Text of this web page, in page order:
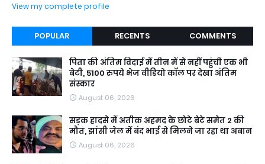
View my complete profile
POPULAR RECENTS COMMENTS
पिता की अंतिम विदाई में तीन में से नहीं पहुंची एक भी
बेटी, 5100 रुपये भेज वीडियो कॉल पर देखा अंतिम
संस्कार
August 06, 2026
सड़क हादसे में अतीक अहमद के छोटे बेटे समेत 2 की
मौत, झांसी जेल में बंद भाई से मिलने जा रहा था अबान
August 06, 2026